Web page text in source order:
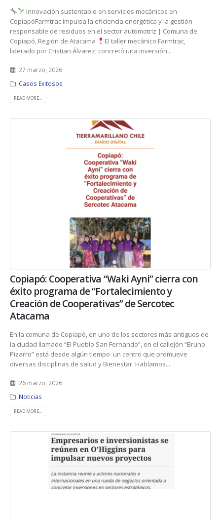
Innovación sustentable en servicios mecánicos en
CopiapóFarmtrac impulsa la eficiencia energética y la gestión
responsable de residuos en el sector automotriz | Comuna de
Copiapó, Región de Atacama
El taller mecánico Farmtrac,
liderado por Cristian Álvarez, concretó una inversión...
27 marzo, 2026
Casos Exitosos
READ MORE...
Copiapó: Cooperativa “Waki Ayni” cierra con
éxito programa de “Fortalecimiento y
Creación de Cooperativas” de Sercotec
Atacama
En la comuna de Copiapó, en uno de los sectores más antiguos de
la ciudad llamado “El Pueblo San Fernando”, en el callejón “Bruno
Pizarro” está desde algún tiempo un centro que promueve
diversas disciplinas de salud y Bienestar. Hablamos...
26 marzo, 2026
Noticias
READ MORE...